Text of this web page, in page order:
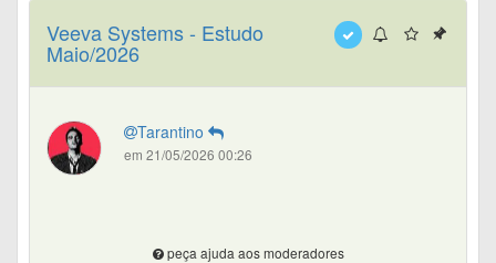
Veeva Systems - Estudo
Maio/2026
Tarantino
em 21/05/2026 00:26
peça ajuda aos moderadores